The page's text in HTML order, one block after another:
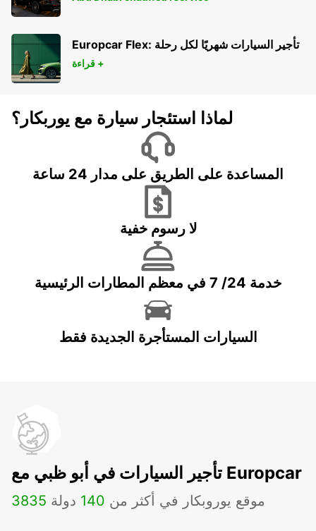
Europcar Flex: تأجير السيارات شهريًا لكل رحلة
قراءة +
لماذا استئجار سيارة مع يوربكار؟
المساعدة على الطريق على مدار 24 ساعة
لا رسوم خفية
خدمة 24/ 7 في معظم المطارات الرئيسية
السيارات المستأجرة الجديدة فقط
تأجير السيارات في أبو ظبي مع Europcar
3835 موقع يوروبكار في أكثر من 140 دولة